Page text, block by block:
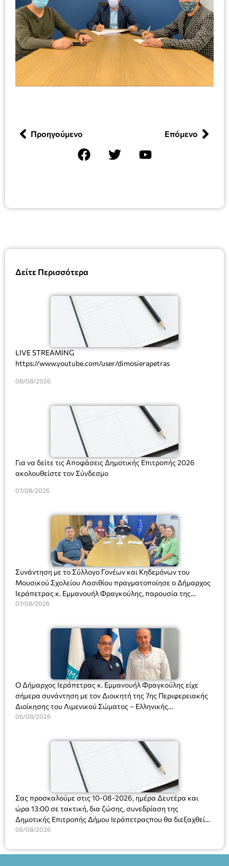
Δείτε Περισσότερα
LIVE STREAMING
https://www.youtube.com/user/dimosierapetras
08/08/2026
Για να δείτε τις Αποφάσεις Δημοτικής Επιτροπής 2026
ακολουθείστε τον Σύνδεσμο
07/08/2026
Συνάντηση με το Σύλλογο Γονέων και Κηδεμόνων του
Μουσικού Σχολείου Λασιθίου πραγματοποίησε ο Δήμαρχος
Ιεράπετρας κ. Εμμανουήλ Φραγκούλης, παρουσία της
Διευθύντριας του σχολείου κας Μαριάννας Χαΐτα.
07/08/2026
Ο Δήμαρχος Ιεράπετρας κ. Εμμανουήλ Φραγκούλης είχε
σήμερα συνάντηση με τον Διοικητή της 7ης Περιφερειακής
Διοίκησης του Λιμενικού Σώματος – Ελληνικής
Ακτοφυλακής (Λ.Σ.-ΕΛ.ΑΚΤ.), Αρχιπλοίαρχο Λ.Σ. κ. Ιωάννη
06/08/2026
Σας προσκαλούμε στις 10-08-2026, ημέρα Δευτέρα και
ώρα 13:00 σε τακτική, δια ζώσης, συνεδρίαση της
Δημοτικής Επιτροπής Δήμου Ιεράπετραςπου θα διεξαχθεί
στο Δημοτικό Κατάστημα, Δημοκρατίας 31 στην αίθουσα
και λήψη αποφάσεων στα παρακάτω θέματα:
06/08/2026
Προηγούμενο Επόμενο